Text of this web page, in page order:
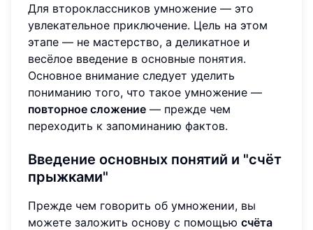
Для второклассников умножение — это
увлекательное приключение. Цель на этом
этапе — не мастерство, а деликатное и
весёлое введение в основные понятия.
Основное внимание следует уделить
пониманию того, что такое умножение —
повторное сложение — прежде чем
переходить к запоминанию фактов.
Введение основных понятий и "счёт
прыжками"
Прежде чем говорить об умножении, вы
можете заложить основу с помощью счёта